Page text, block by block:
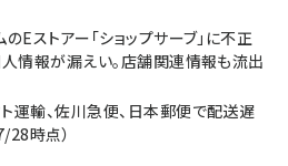
Eストアー「ショップサーブ」に不正
情報が漏えい。店舗関連情報も流出
運輸、佐川急便、日本郵便で配送遅
28時点）